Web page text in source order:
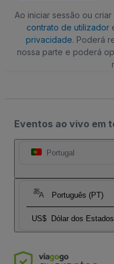
Ao iniciar sessão ou
contrato de utilizador
privacidade. Poderá
nossa parte e poderá
Eventos ao vivo em
Portugal
Português (PT)
US$ Dólar dos